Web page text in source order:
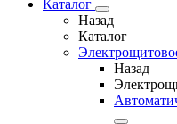
Каталог
Назад
Каталог
Назад